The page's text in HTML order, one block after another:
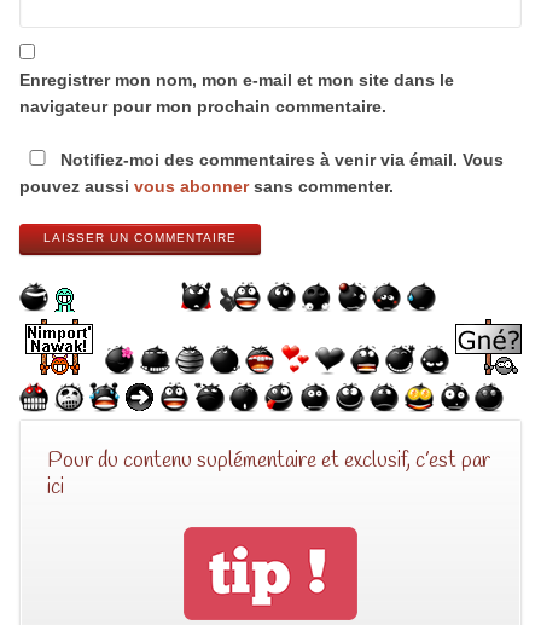
Enregistrer mon nom, mon e-mail et mon site dans le
navigateur pour mon prochain commentaire.
Notifiez-moi des commentaires à venir via émail. Vous
pouvez aussi vous abonnersans commenter.
LAISSER UN COMMENTAIRE
Pour du contenu suplémentaire et exclusif, c’est par
ici